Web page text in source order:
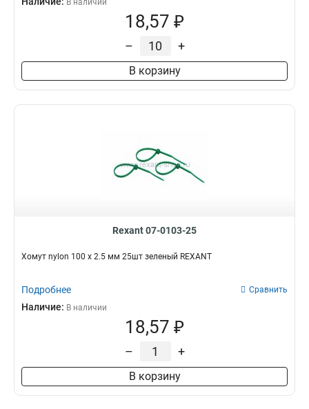
В наличии
18,57 ₽
– +
В корзину
Rexant 07-0103-25
Хомут nylon 100 х 2.5 мм 25шт зеленый REXANT
Подробнее Сравнить
Наличие: В наличии
18,57 ₽
– +
В корзину